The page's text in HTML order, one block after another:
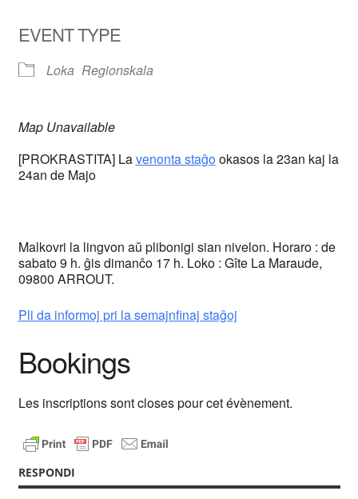
EVENT TYPE
Loka Regionskala
Map Unavailable
[PROKRASTITA] Lavenonta staĝookasos la 23an kaj la
24an de Majo
Malkovri la lingvon aŭ plibonigi sian nivelon. Horaro : de
sabato 9 h. ĝis dimanĉo 17 h. Loko : Gîte La Maraude,
09800 ARROUT.
Pli da informoj pri la semajnfinaj staĝoj
Bookings
Les inscriptions sont closes pour cet évènement.
RESPONDI